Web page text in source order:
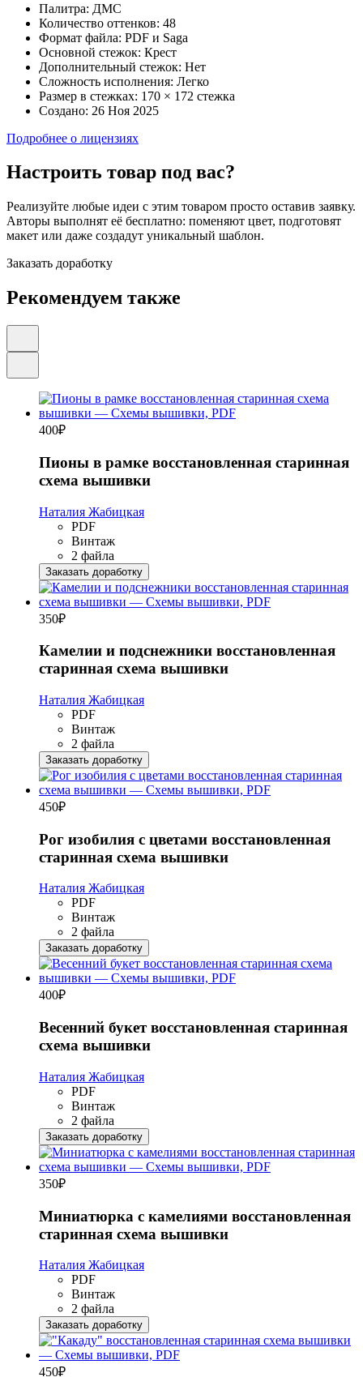
Палитра: ДМС
Количество оттенков: 48
Формат файла: PDF и Saga
Основной стежок: Крест
Дополнительный стежок: Нет
Сложность исполнения: Легко
Размер в стежках: 170 × 172 стежка
Создано: 26 Ноя 2025
Подробнее о лицензиях
Настроить товар под вас?
Реализуйте любые идеи с этим товаром просто оставив заявку.
Авторы выполнят её бесплатно: поменяют цвет, подготовят
макет или даже создадут уникальный шаблон.
Заказать доработку
Рекомендуем также
400₽
Пионы в рамке восстановленная старинная
схема вышивки
Наталия Жабицкая
PDF
Винтаж
2 файла
Заказать доработку
350₽
Камелии и подснежники восстановленная
старинная схема вышивки
Наталия Жабицкая
PDF
Винтаж
2 файла
Заказать доработку
450₽
Рог изобилия с цветами восстановленная
старинная схема вышивки
Наталия Жабицкая
PDF
Винтаж
2 файла
Заказать доработку
400₽
Весенний букет восстановленная старинная
схема вышивки
Наталия Жабицкая
PDF
Винтаж
2 файла
Заказать доработку
350₽
Миниатюрка с камелиями восстановленная
старинная схема вышивки
Наталия Жабицкая
PDF
Винтаж
2 файла
Заказать доработку
450₽